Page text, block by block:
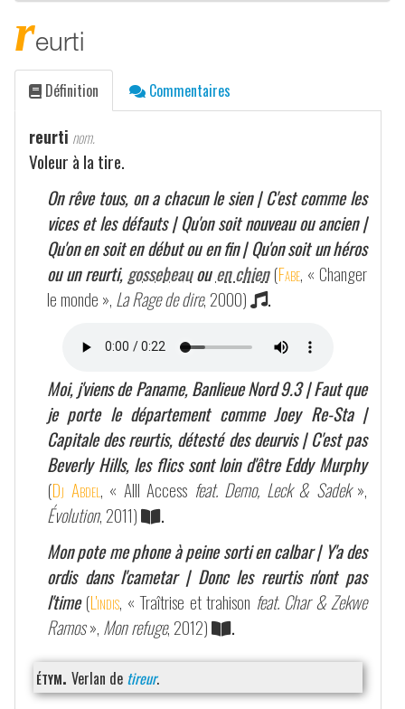
reurti
Définition Commentaires
reurti nom.
Voleur à la tire.
On rêve tous, on a chacun le sien | C'est comme les
vices et les défauts | Qu'on soit nouveau ou ancien |
Qu'on en soit en début ou en fin | Qu'on soit un héros
ou un reurti, gossebeauouen chien (Fabe, « Changer
le monde », La Rage de dire, 2000) .
Moi, j'viens de Paname, Banlieue Nord 9.3 | Faut que
je porte le département comme Joey Re-Sta |
Capitale des reurtis, détesté des deurvis | C'est pas
Beverly Hills, les flics sont loin d'être Eddy Murphy
(Dj Abdel, « Alll Access feat. Demo, Leck & Sadek»,
Évolution, 2011)
.
Mon pote me phone à peine sorti en calbar | Y'a des
ordis dans l'cametar | Donc les reurtis n'ont pas
l'time (L'indis, « Traîtrise et trahison feat. Char & Zekwe
Ramos», Mon refuge, 2012)
.
étym. Verlan de tireur.